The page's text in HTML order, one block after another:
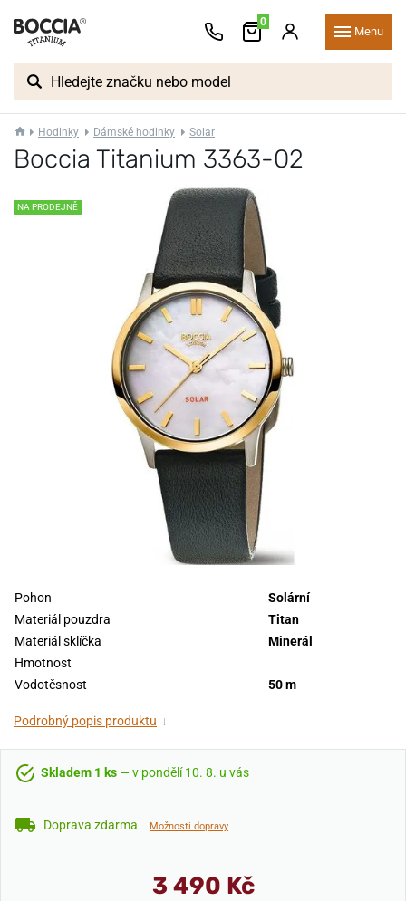
0
Menu
Hodinky Dámské hodinky Solar
Boccia Titanium 3363-02
NA PRODEJNĚ
Pohon
Solární
Materiál pouzdra
Titan
Materiál sklíčka
Minerál
Hmotnost
Vodotěsnost
50 m
Podrobný popis produktu ↓
Skladem 1 ks — v pondělí 10. 8. u vás
Doprava zdarma Možnosti dopravy
3 490 Kč